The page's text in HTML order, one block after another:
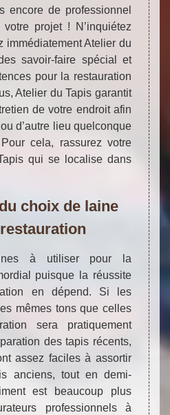
encore de professionnel
projet ! N’inquiétez
immédiatement Atelier du
savoir-faire spécial et
pour la restauration
Atelier du Tapis garantit
de votre endroit afin
d’autre lieu quelconque
cela, rassurez votre
qui se localise dans
choix de laine
à utiliser pour la
puisque la réussite
en dépend. Si les
mêmes tons que celles
sera pratiquement
des tapis récents,
assez faciles à assortir
anciens, tout en demi-
est beaucoup plus
professionnels à